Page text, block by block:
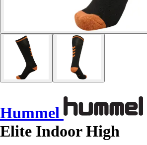
Hummel
Elite Indoor High